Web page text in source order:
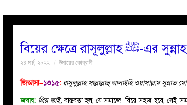
বিয়ের ক্ষেত্রে রাসূলুল্লাহ ﷺ-এর সুন্নাহ
২৪ মার্চ, ২০২২ উমায়ের কোব্বাদী
জিজ্ঞাসা–১৩১৫: রাসুলুল্লাহ সাল্লাল্লাহু আলাইহি ওয়াসাল্লাম
জবাব: প্রিয় ভাই, বাস্তবতা হল, যে সমাজে বিয়ে সহজ হবে, সেই